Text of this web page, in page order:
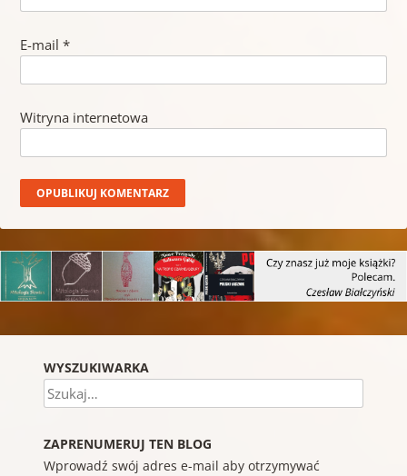
E-mail *
Witryna internetowa
WYSZUKIWARKA
Szukaj
ZAPRENUMERUJ TEN BLOG
Wprowadź swój adres e-mail aby otrzymywać